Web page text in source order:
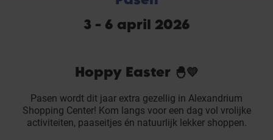
3 - 6 april 2026
Hoppy Easter 🐣💛
Pasen wordt dit jaar extra gezellig in Alexandrium
Shopping Center! Kom langs voor een dag vol vrolijke
activiteiten, paaseitjes én natuurlijk lekker shoppen.